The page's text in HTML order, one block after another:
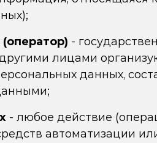
-
лицами
данных,
- любое действие
автоматизации